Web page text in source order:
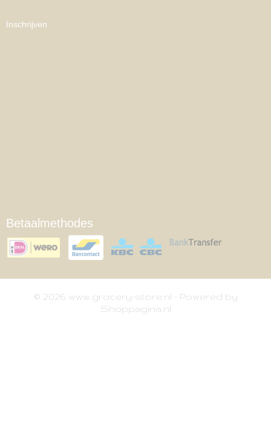
Inschrijven
Betaalmethodes
© 2026 www.grocery-store.nl - Powered by
Shoppagina.nl